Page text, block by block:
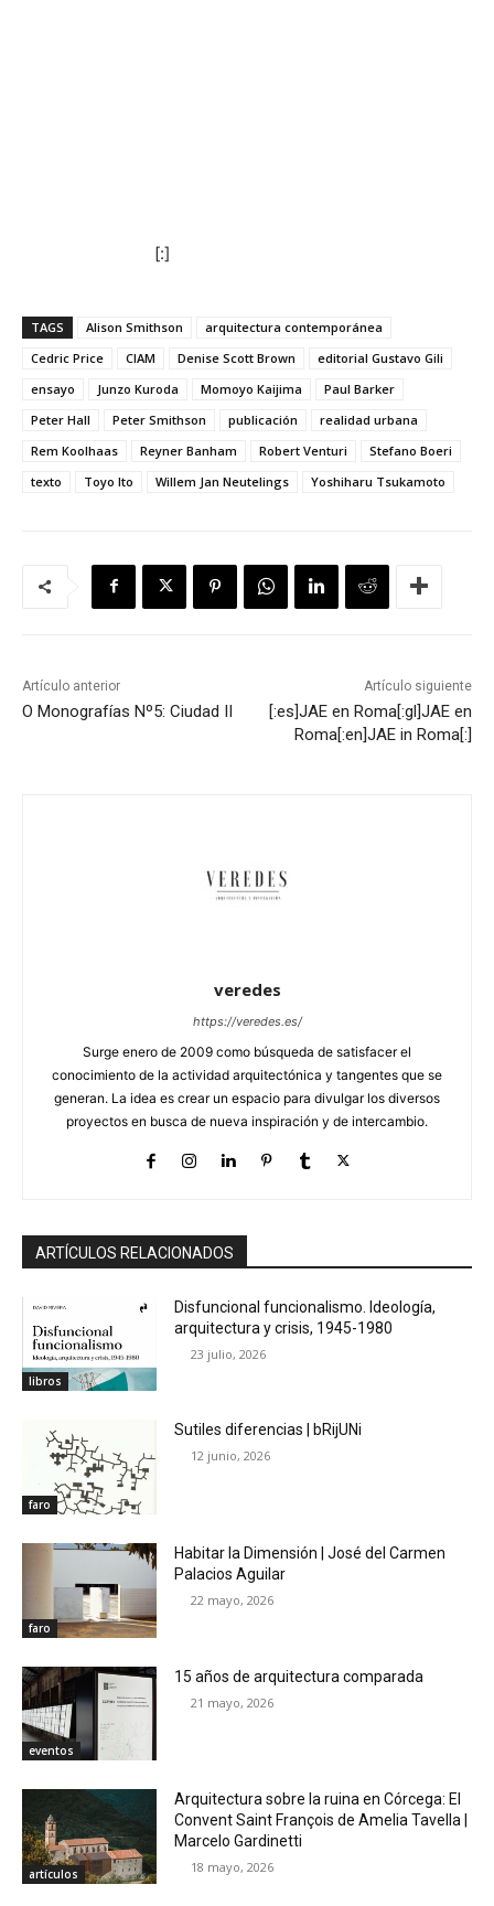
[:]
TAGS Alison Smithson
arquitectura contemporánea
Cedric Price
CIAM Denise Scott Brown
editorial Gustavo Gili
ensayo
Junzo Kuroda Momoyo Kaijima
Paul Barker
Peter Hall
Peter Smithson publicación
realidad urbana
Rem Koolhaas
Reyner Banham Robert Venturi
Stefano Boeri
texto
Toyo Ito Willem Jan Neutelings Yoshiharu Tsukamoto
Artículo anterior
O Monografías Nº5: Ciudad II
Artículo siguiente
[:es]JAE en Roma[:gl]JAE en
Roma[:en]JAE in Roma[:]
veredes
https://veredes.es/
Surge enero de 2009 como búsqueda de satisfacer el
conocimiento de la actividad arquitectónica y tangentes que se
generan. La idea es crear un espacio para divulgar los diversos
proyectos en busca de nueva inspiración y de intercambio.
ARTÍCULOS RELACIONADOS
libros
Disfuncional funcionalismo. Ideología,
arquitectura y crisis, 1945-1980
23 julio, 2026
faro
Sutiles diferencias | bRijUNi
12 junio, 2026
faro
Habitar la Dimensión | José del Carmen
Palacios Aguilar
22 mayo, 2026
eventos
15 años de arquitectura comparada
21 mayo, 2026
artículos
Arquitectura sobre la ruina en Córcega: El
Convent Saint François de Amelia Tavella |
Marcelo Gardinetti
18 mayo, 2026